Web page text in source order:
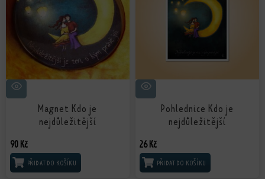
Magnet Kdo je
nejdůležitější
90 Kč
PŘIDAT DO KOŠÍKU
Pohlednice Kdo je
nejdůležitější
26 Kč
PŘIDAT DO KOŠÍKU